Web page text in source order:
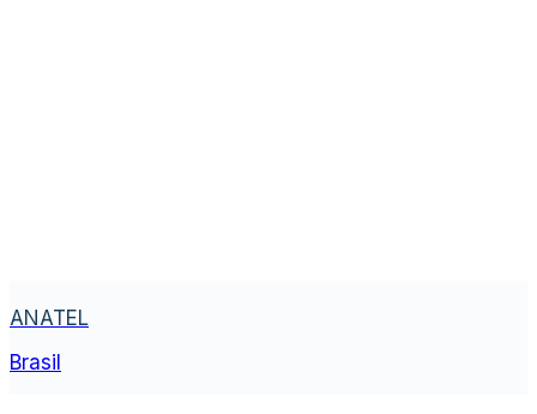
ANATEL
Brasil